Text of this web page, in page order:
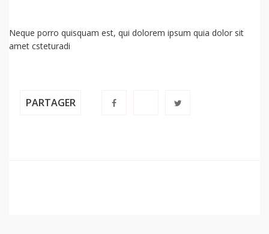
Neque porro quisquam est, qui dolorem ipsum quia dolor sit
amet csteturadi
PARTAGER